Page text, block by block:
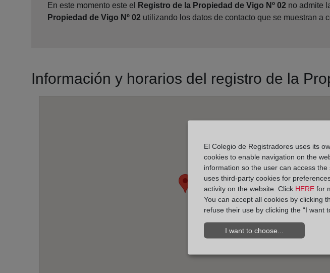
En este momento este el Registro de la Propiedad de Vigo Nº 02 no admite
Propiedad de Vigo Nº 02 utilizando los datos de contacto que se muestran a
Información y horarios del registro de la
El Colegio de Registradores uses its
cookies to enable navigation on the
information so the user can access
uses third-party cookies for
activity on the website. Click HERE for
You can accept all cookies by clicking
refuse their use by clicking the “I want
I want to choose...